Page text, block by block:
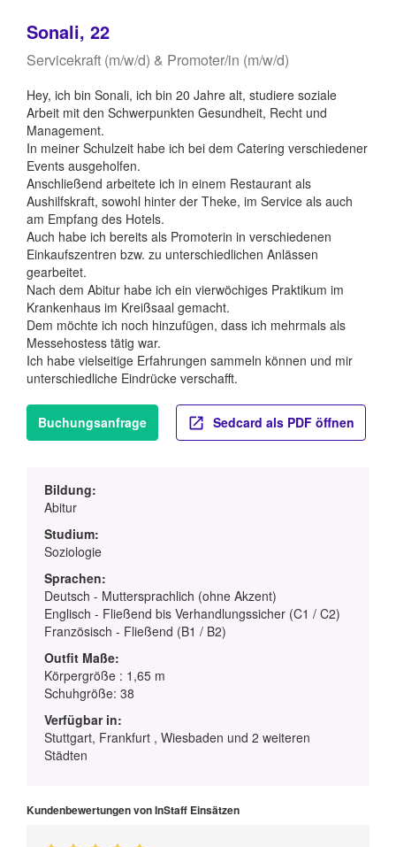
Sonali, 22
Servicekraft (m/w/d) & Promoter/in (m/w/d)
Hey, ich bin Sonali, ich bin 20 Jahre alt, studiere soziale
Arbeit mit den Schwerpunkten Gesundheit, Recht und
Management.
In meiner Schulzeit habe ich bei dem Catering verschiedener
Events ausgeholfen.
Anschließend arbeitete ich in einem Restaurant als
Aushilfskraft, sowohl hinter der Theke, im Service als auch
am Empfang des Hotels.
Auch habe ich bereits als Promoterin in verschiedenen
Einkaufszentren bzw. zu unterschiedlichen Anlässen
gearbeitet.
Nach dem Abitur habe ich ein vierwöchiges Praktikum im
Krankenhaus im Kreißsaal gemacht.
Dem möchte ich noch hinzufügen, dass ich mehrmals als
Messehostess tätig war.
Ich habe vielseitige Erfahrungen sammeln können und mir
unterschiedliche Eindrücke verschafft.
Buchungsanfrage Sedcard als PDF öffnen
Bildung:
Abitur
Studium:
Soziologie
Sprachen:
Deutsch - Muttersprachlich (ohne Akzent)
Englisch - Fließend bis Verhandlungssicher (C1 / C2)
Französisch - Fließend (B1 / B2)
Outfit Maße:
Körpergröße : 1,65 m
Schuhgröße: 38
Verfügbar in:
Stuttgart, Frankfurt , Wiesbaden und 2 weiteren
Städten
Kundenbewertungen von InStaff Einsätzen